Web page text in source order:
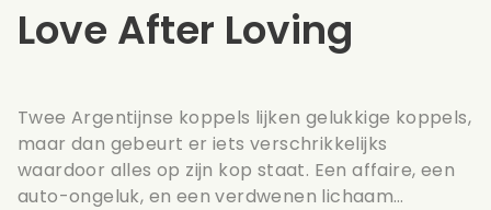
Love After Loving
Twee Argentijnse koppels lijken gelukkige koppels,
maar dan gebeurt er iets verschrikkelijks
waardoor alles op zijn kop staat. Een affaire, een
auto-ongeluk, en een verdwenen lichaam…